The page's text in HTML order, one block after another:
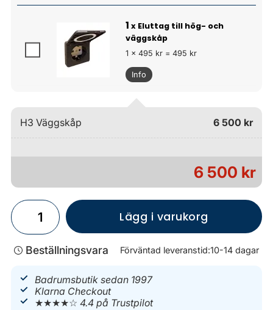
1 x Eluttag till hög- och
väggskåp
1 x 495 kr = 495 kr
Info
H3 Väggskåp 6 500 kr
6 500 kr
Lägg i varukorg
Beställningsvara Förväntad leveranstid:10-14 dagar
Badrumsbutik sedan 1997
Klarna Checkout
★★★★☆4.4 på Trustpilot